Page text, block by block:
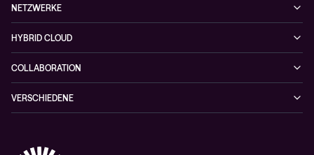
Projektanfragen
Podcast
Videos
Whitepaper
Healthcare
Public
Cybersecurity-Lösungen
NIS-2 Quick Check
Wie Sie kein zufälliges Opfer einer Cyberattacke werden
NETZWERKE
Netzwerklösungen
HYBRID CLOUD
COLLABORATION
Cisco Webex
VERSCHIEDENE